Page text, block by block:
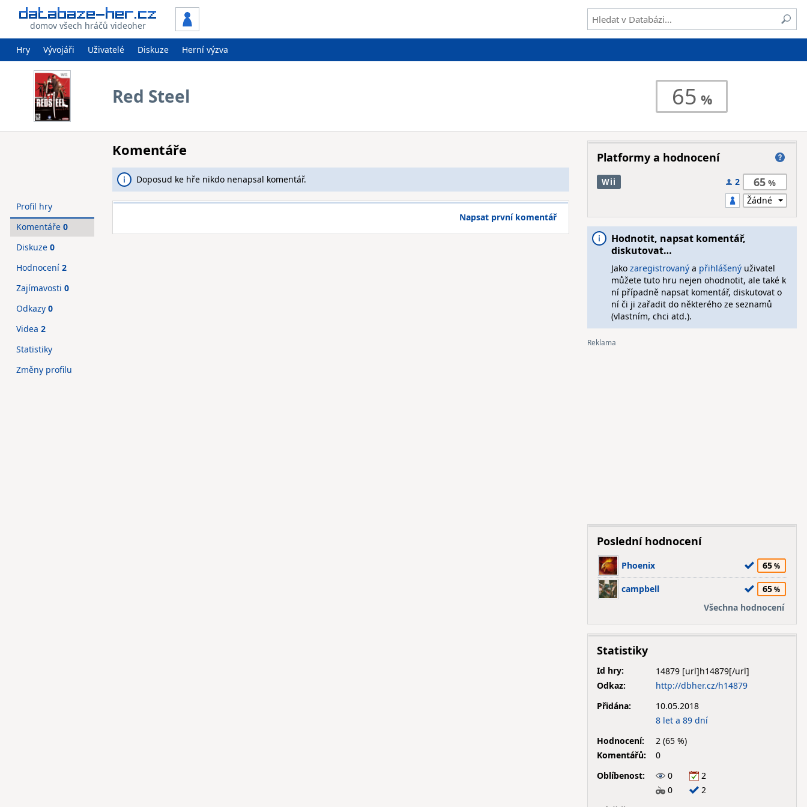
domov všech hráčů videoher
Hry Vývojáři Uživatelé Diskuze Herní výzva
Red Steel 65
Komentáře
Doposud ke hře nikdo nenapsal komentář.
Napsat první komentář
Profil hry
Komentáře 0
Diskuze 0
Hodnocení 2
Zajímavosti 0
Odkazy 0
Videa 2
Statistiky
Změny profilu
Platformy a hodnocení
Wii 2 65
Hodnotit, napsat komentář,
diskutovat…
Jako zaregistrovanýa přihlášenýuživatel
můžete tuto hru nejen ohodnotit, ale také k
ní případně napsat komentář, diskutovat o
ní či ji zařadit do některého ze seznamů
(vlastním, chci atd.).
Poslední hodnocení
Phoenix 65
campbell
65
Všechna hodnocení
Statistiky
Id hry:
14879
Odkaz:
http://dbher.cz/h14879
Přidána:
10.05.2018
8 let a 89 dní
Hodnocení:
2 (65 %)
Komentářů:
0
Oblíbenost:
0
2
0
2